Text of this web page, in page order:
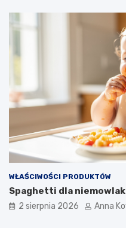
WŁAŚCIWOŚCI PRODUKTÓW
Spaghetti dla
2 sierpnia 2026 Anna